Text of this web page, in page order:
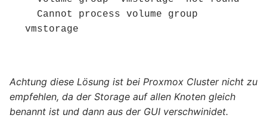
vmstorage
Achtung diese Lösung ist bei Proxmox Cluster nicht zu
empfehlen, da der Storage auf allen Knoten gleich
benannt ist und dann aus der GUI verschwinidet.